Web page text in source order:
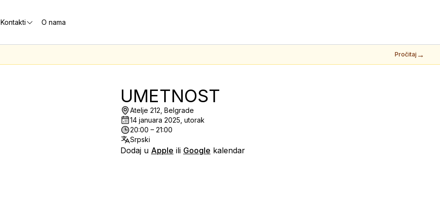
Kontakti O nama
Pročitaj →
UMETNOST
Atelje 212, Belgrade
14 januara 2025, utorak
20:00 – 21:00
Srpski
Dodaj u Apple ili Google kalendar